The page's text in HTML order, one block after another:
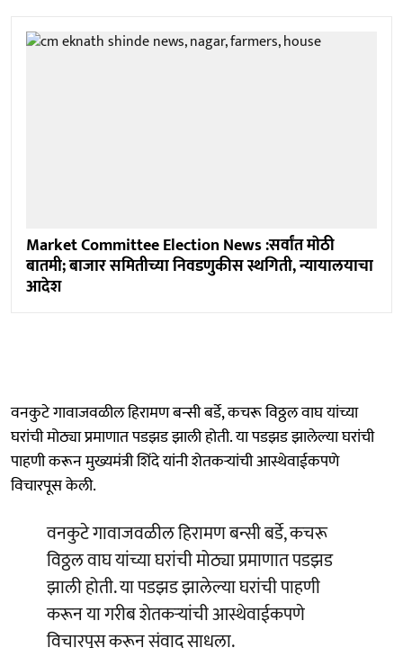
Market Committee Election News :सर्वांत माेठी
बातमी; बाजार समितीच्या निवडणुकीस स्थगिती, न्यायालयाचा
आदेश
वनकुटे गावाजवळील हिरामण बन्सी बर्डे, कचरू विठ्ठल वाघ यांच्या
घरांची मोठ्या प्रमाणात पडझड झाली होती. या पडझड झालेल्या घरांची
पाहणी करून मुख्यमंत्री शिंदे यांनी शेतकऱ्यांची आस्थेवाईकपणे
विचारपूस केली.
वनकुटे गावाजवळील हिरामण बन्सी बर्डे, कचरू
विठ्ठल वाघ यांच्या घरांची मोठ्या प्रमाणात पडझड
झाली होती. या पडझड झालेल्या घरांची पाहणी
करून या गरीब शेतकऱ्यांची आस्थेवाईकपणे